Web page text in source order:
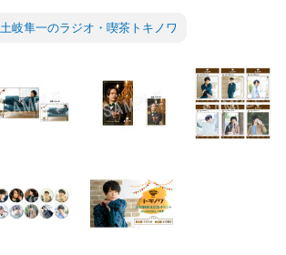
土岐隼一のラジオ・喫茶トキノワ